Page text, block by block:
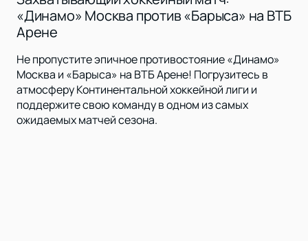
«Динамо» Москва против «Барыса» на ВТБ
Арене
Не пропустите эпичное противостояние «Динамо»
Москва и «Барыса» на ВТБ Арене! Погрузитесь в
атмосферу Континентальной хоккейной лиги и
поддержите свою команду в одном из самых
ожидаемых матчей сезона.